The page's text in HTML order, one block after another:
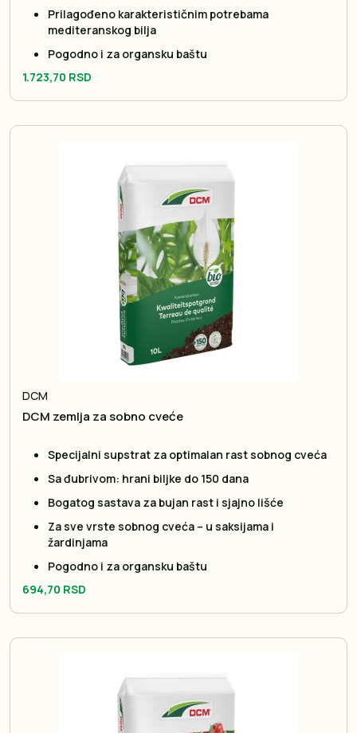
Prilagođeno karakterističnim potrebama
mediteranskog bilja
Pogodno i za organsku baštu
1.723,70 RSD
DCM
DCM zemlja za sobno cveće
Specijalni supstrat za optimalan rast sobnog cveća
Sa đubrivom: hrani biljke do 150 dana
Bogatog sastava za bujan rast i sjajno lišće
Za sve vrste sobnog cveća – u saksijama i
žardinjama
Pogodno i za organsku baštu
694,70 RSD